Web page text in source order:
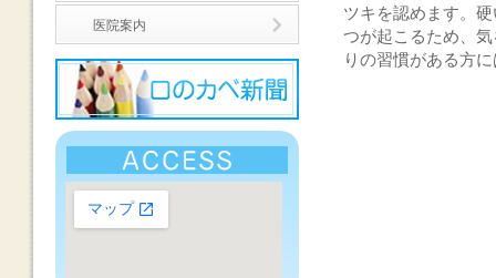
ツキを認めます。
つが起こるため、
りの習慣がある方
医院案内